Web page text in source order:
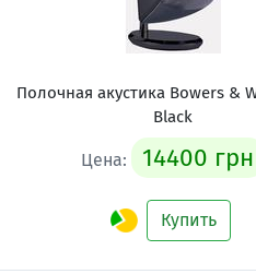
Полочная акустика Bowers &
Black
Цена: 14400 грн
Купить